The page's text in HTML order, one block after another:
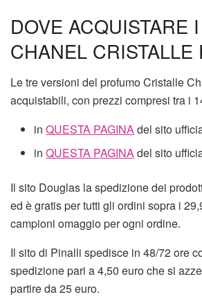
DOVE ACQUISTARE
CHANEL CRISTALLE
Le tre versioni del profumo Cristalle
acquistabili, con prezzi compresi tra i
inQUESTA PAGINAdel sito
inQUESTA PAGINAdel sito
Il sito Douglas la spedizione dei
ed è gratis per tutti gli ordini sopra i
campioni omaggio per ogni ordine.
Il sito di Pinalli spedisce in 48/72 ore
spedizione pari a 4,50 euro che si
partire da 25 euro.